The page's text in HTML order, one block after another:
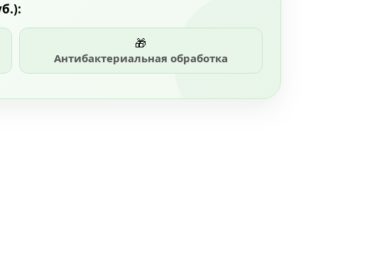
:
🎁
Антибактериальная обработка